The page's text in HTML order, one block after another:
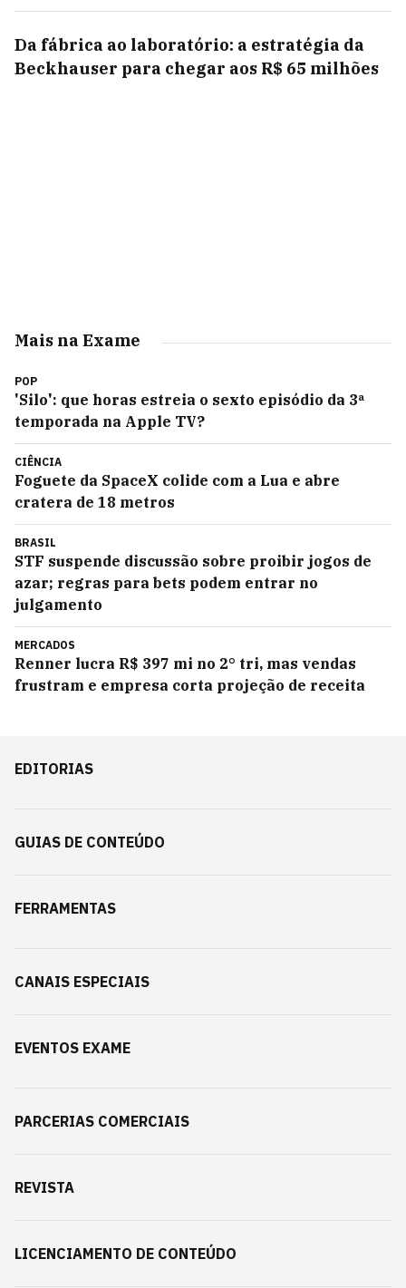
Da fábrica ao laboratório: a estratégia da
Beckhauser para chegar aos R$ 65 milhões
Mais na Exame
POP
'Silo': que horas estreia o sexto episódio da 3ª
temporada na Apple TV?
CIÊNCIA
Foguete da SpaceX colide com a Lua e abre
cratera de 18 metros
BRASIL
STF suspende discussão sobre proibir jogos de
azar; regras para bets podem entrar no
julgamento
MERCADOS
Renner lucra R$ 397 mi no 2° tri, mas vendas
frustram e empresa corta projeção de receita
EDITORIAS
GUIAS DE CONTEÚDO
FERRAMENTAS
CANAIS ESPECIAIS
EVENTOS EXAME
PARCERIAS COMERCIAIS
REVISTA
LICENCIAMENTO DE CONTEÚDO